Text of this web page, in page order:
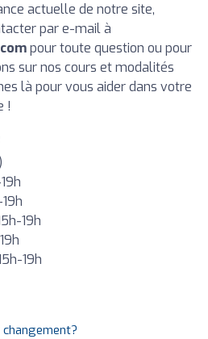
actuelle de notre site,
par e-mail à
pour toute question ou pour
sur nos cours et modalités
là pour vous aider dans votre
!
19h
19h